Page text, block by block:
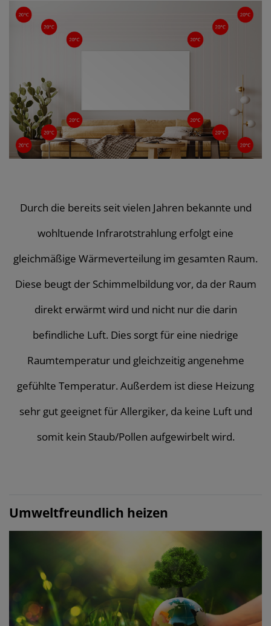
Durch die bereits seit vielen Jahren bekannte und
wohltuende Infrarotstrahlung erfolgt eine
gleichmäßige Wärmeverteilung im gesamten Raum.
Diese beugt der Schimmelbildung vor, da der Raum
direkt erwärmt wird und nicht nur die darin
befindliche Luft. Dies sorgt für eine niedrige
Raumtemperatur und gleichzeitig angenehme
gefühlte Temperatur. Außerdem ist diese Heizung
sehr gut geeignet für Allergiker, da keine Luft und
somit kein Staub/Pollen aufgewirbelt wird.
Umweltfreundlich heizen